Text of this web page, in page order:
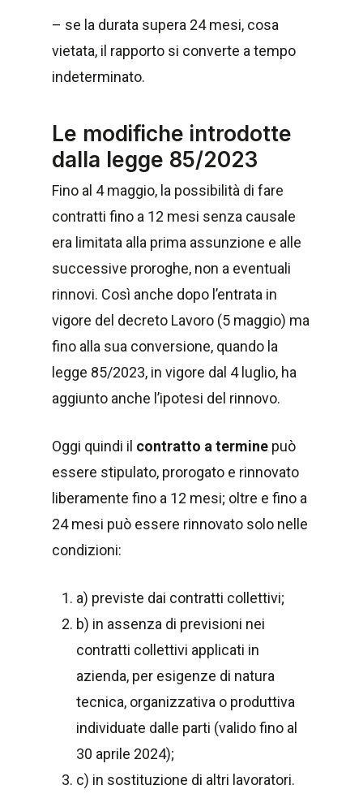
– se la durata supera 24 mesi, cosa
vietata, il rapporto si converte a tempo
indeterminato.
Le modifiche introdotte
dalla legge 85/2023
Fino al 4 maggio, la possibilità di fare
contratti fino a 12 mesi senza causale
era limitata alla prima assunzione e alle
successive proroghe, non a eventuali
rinnovi. Così anche dopo l’entrata in
vigore del decreto Lavoro (5 maggio) ma
fino alla sua conversione, quando la
legge 85/2023, in vigore dal 4 luglio, ha
aggiunto anche l’ipotesi del rinnovo.
Oggi quindi il contratto a termine può
essere stipulato, prorogato e rinnovato
liberamente fino a 12 mesi; oltre e fino a
24 mesi può essere rinnovato solo nelle
condizioni:
a) previste dai contratti collettivi;
b) in assenza di previsioni nei
contratti collettivi applicati in
azienda, per esigenze di natura
tecnica, organizzativa o produttiva
individuate dalle parti (valido fino al
30 aprile 2024);
c) in sostituzione di altri lavoratori.